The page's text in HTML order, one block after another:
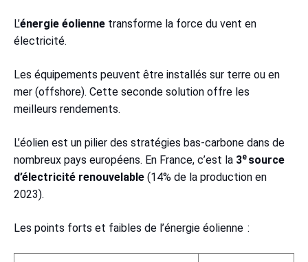
L’énergie éolienne transforme la force du vent en
électricité.
Les équipements peuvent être installés sur terre ou en
mer (offshore). Cette seconde solution offre les
meilleurs rendements.
L’éolien est un pilier des stratégies bas-carbone dans de
nombreux pays européens. En France, c’est la 3e source
d’électricité renouvelable (14% de la production en
2023).
Les points forts et faibles de l’énergie éolienne :